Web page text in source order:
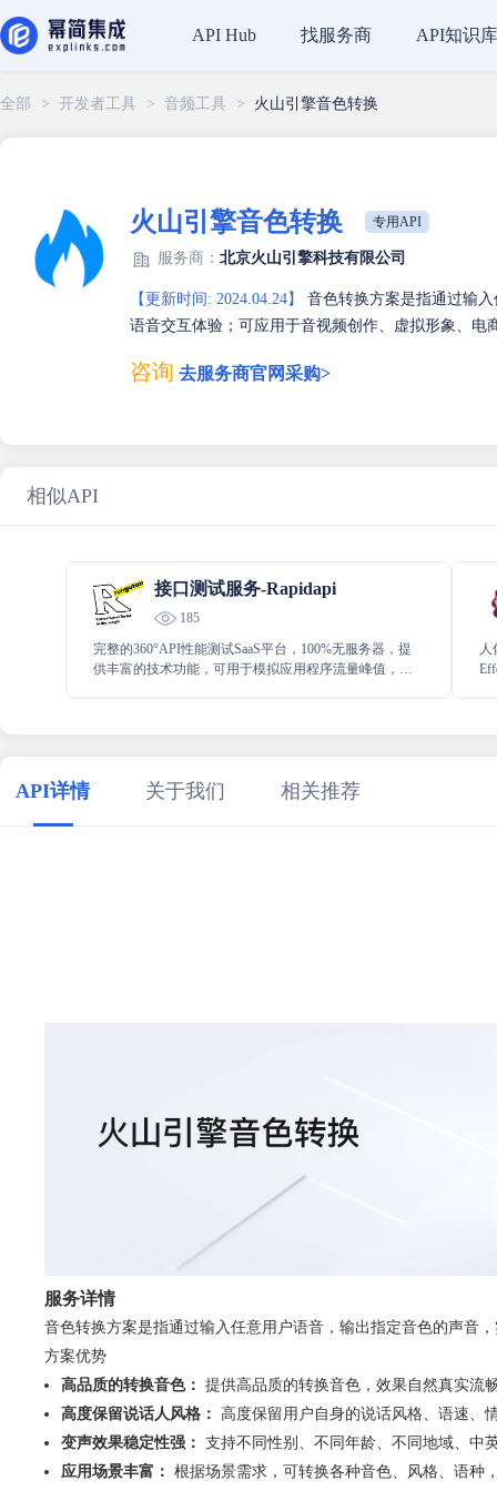
API Hub 找服务商 API知识库
全部 > 开发者工具 > 音频工具 > 火山引擎音色转换
火山引擎音色转换 专用API
服务商： 北京火山引擎科技有限公司
【更新时间: 2024.04.24】
音色转换方案是指通过输
语音交互体验；可应用于音视频创作、虚拟形象、电
咨询 去服务商官网采购>
相似API
接口测试服务-Rapidapi
185
完整的360°API性能测试SaaS平台，100%无服务器，提
供丰富的技术功能，可用于模拟应用程序流量峰值，直
API详情 关于我们 相关推荐
服务详情
音色转换方案是指通过输入任意用户语音，输出指定音色的声音
方案优势
高品质的转换音色： 提供高品质的转换音色，效果自然真实流
高度保留说话人风格： 高度保留用户自身的说话风格、语速、
变声效果稳定性强： 支持不同性别、不同年龄、不同地域、中
应用场景丰富： 根据场景需求，可转换各种音色、风格、语种